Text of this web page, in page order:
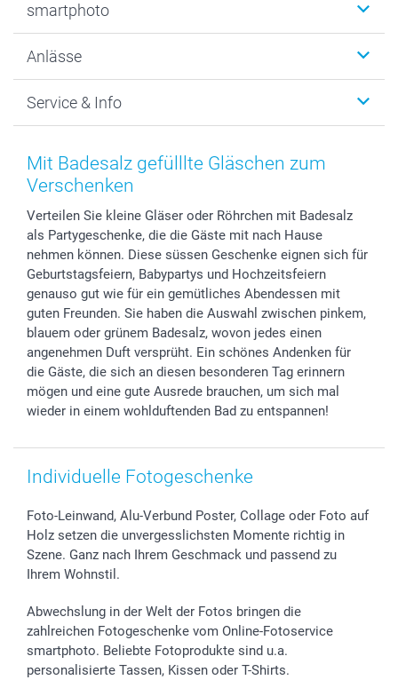
Fotogeschenke
MyNameBook
Fotoabzüge, Fotos als Buch & Poster
Zubehör & Material
Foto-Kalender & Agenden
Geschenk-Gutscheine (PDF)
smartphoto
Warum smartphoto
Datenschutz
AGB
Impressum
Partnerprogramme
Investor Relations
B2B smartbusiness
Widerrufsrecht
Anlässe
Neujahr
Muttertag
Vatertag
Hochzeit
Geburtstag
Geburt
Zu allen Anlässen
Service & Info
Anmelden /Registrieren
Preise und Versandkosten
72h Lieferung
Zahlungsmöglichkeiten
Sitemap
Status der Bestellung
smartfriends
smartgarantie
smartbonus
Mit Badesalz gefülllte Gläschen zum
Verschenken
Verteilen Sie kleine Gläser oder Röhrchen mit Badesalz
als Partygeschenke, die die Gäste mit nach Hause
nehmen können. Diese süssen Geschenke eignen sich für
Geburtstagsfeiern, Babypartys und Hochzeitsfeiern
genauso gut wie für ein gemütliches Abendessen mit
guten Freunden. Sie haben die Auswahl zwischen pinkem,
blauem oder grünem Badesalz, wovon jedes einen
angenehmen Duft versprüht. Ein schönes Andenken für
die Gäste, die sich an diesen besonderen Tag erinnern
mögen und eine gute Ausrede brauchen, um sich mal
wieder in einem wohlduftenden Bad zu entspannen!
Individuelle Fotogeschenke
Foto-Leinwand, Alu-Verbund Poster, Collage oder Foto auf
Holz setzen die unvergesslichsten Momente richtig in
Szene. Ganz nach Ihrem Geschmack und passend zu
Ihrem Wohnstil.
Abwechslung in der Welt der Fotos bringen die
zahlreichen Fotogeschenke vom Online-Fotoservice
smartphoto. Beliebte Fotoprodukte sind u.a.
personalisierte Tassen, Kissen oder T-Shirts.